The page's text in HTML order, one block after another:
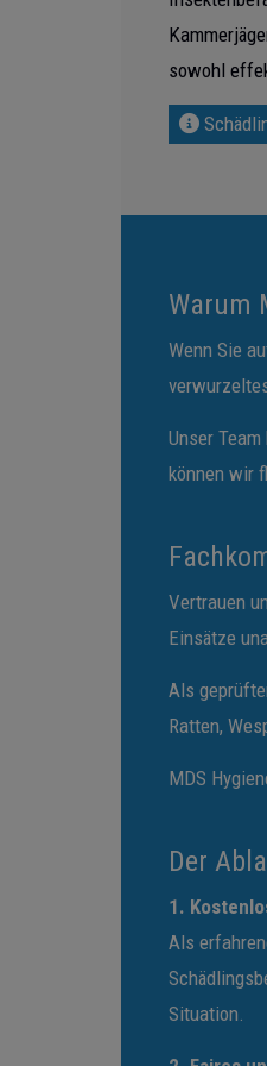
sowohl
Warum
Wenn Sie
Unser
können wir
Vertrauen
Einsätze
Als
Ratten,
MDS
Der
1.
Als
Situation.